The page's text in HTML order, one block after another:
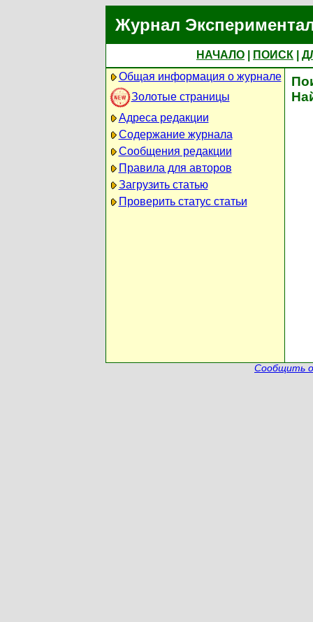
Журнал
НАЧАЛО ПОИСК
Общая информация о журнале
Золотые страницы
Адреса редакции
Содержание журнала
Сообщения редакции
Правила для авторов
Загрузить статью
Проверить статус статьи
Сообщить о